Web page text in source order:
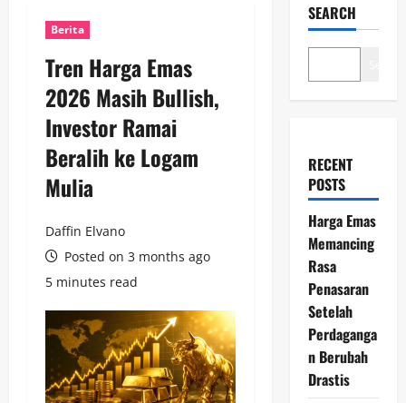
Berita
Tren Harga Emas
2026 Masih Bullish,
Investor Ramai
Beralih ke Logam
Mulia
Daffin Elvano
Posted on 3 months ago
5 minutes read
SEARCH
RECENT
POSTS
Harga Emas
Memancing
Rasa
Penasaran
Setelah
Perdaganga
n Berubah
Drastis